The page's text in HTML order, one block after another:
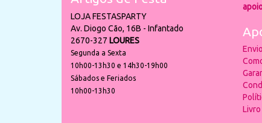
LOJA FESTASPARTY
Av. Diogo Cão, 16B - Infantado
2670-327 LOURES
Segunda a Sexta
10h00-13h30 e 14h30-19h00
Sábados e Feriados
10h00-13h30